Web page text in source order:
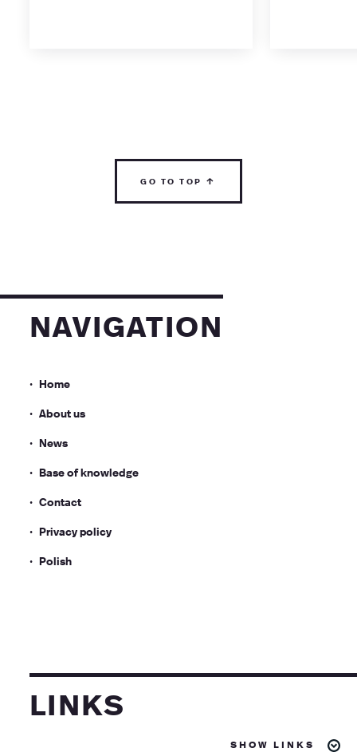
go to top ↑
navigation
Home
About us
News
Base of knowledge
Contact
Privacy policy
Polish
links
show links